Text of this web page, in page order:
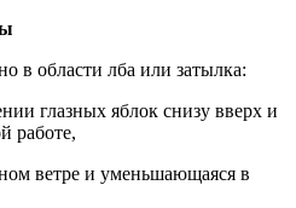
в области лба или затылка:
глазных яблок снизу вверх и
работе,
ветре и уменьшающаяся в